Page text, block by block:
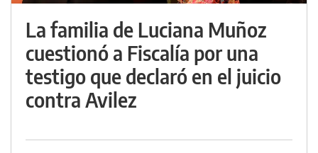
La familia de Luciana Muñoz
cuestionó a Fiscalía por una
testigo que declaró en el juicio
contra Avilez